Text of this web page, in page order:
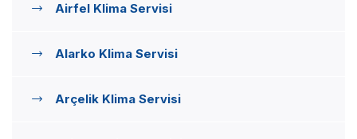
Airfel Klima Servisi
Alarko Klima Servisi
Arçelik Klima Servisi